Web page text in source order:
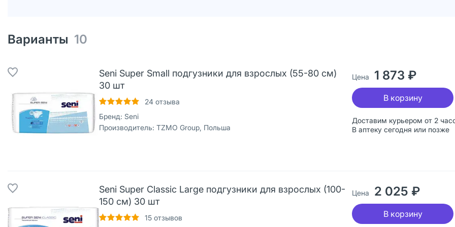
Варианты 10
Seni Super Small подгузники для взрослых (55-80 см)
30 шт
24 отзыва
Бренд: Seni
Производитель: TZMO Group, Польша
Доставим курьером от 2
В аптеку сегодня или позже
Цена 1 873 ₽
В корзину
Seni Super Classic Large подгузники для взрослых (100-
150 см) 30 шт
15 отзывов
Цена 2 025 ₽
В корзину